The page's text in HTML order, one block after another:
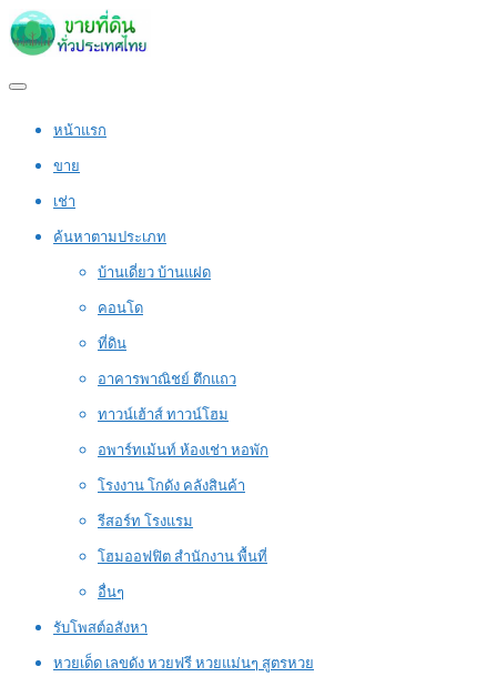
หน้าแรก
ขาย
เช่า
ค้นหาตามประเภท
บ้านเดี่ยว บ้านแฝด
คอนโด
ที่ดิน
อาคารพาณิชย์ ตึกแถว
ทาวน์เฮ้าส์ ทาวน์โฮม
อพาร์ทเม้นท์ ห้องเช่า หอพัก
โรงงาน โกดัง คลังสินค้า
รีสอร์ท โรงแรม
โฮมออฟฟิต สำนักงาน พื้นที่
อื่นๆ
รับโพสต์อสังหา
หวยเด็ด เลขดัง หวยฟรี หวยแม่นๆ สูตรหวย